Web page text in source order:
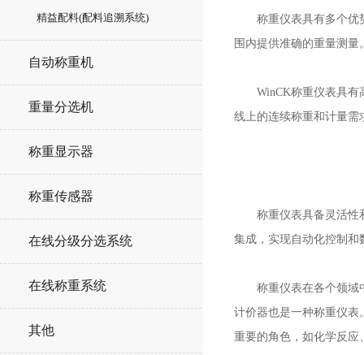
精益配料(配料追溯系统)
自动称重机
重量分选机
称重显示器
称重传感器
在线分级分选系统
在线称重系统
其他
称重仪表具有多个优势
围内提供准确的重量测
WinCK称重仪表具有高
线上的连续称重和计量需
称重仪表具备灵活性和
集成，实现自动化控制和
称重仪表在各个领域中
计价器也是一种称重仪表
重要的角色，如化学反应